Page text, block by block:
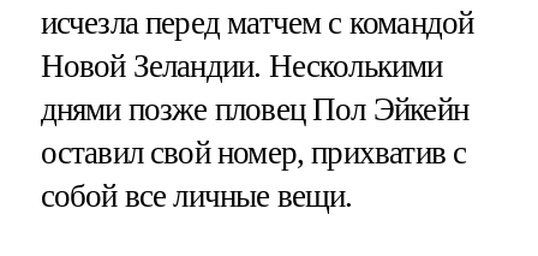
исчезла перед матчем с командой
Новой Зеландии. Несколькими
днями позже пловец Пол Эйкейн
оставил свой номер, прихватив с
собой все личные вещи.